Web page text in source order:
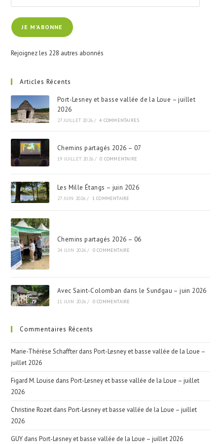
adresse
e-
mailJE M'ABONNE
Rejoignez les 228 autres abonnés
Articles Récents
Port-Lesney et basse vallée de la Loue – juillet
2026
27 JUILLET 2026 / 4 COMMENTAIRES
Chemins partagés 2026 – 07
19 JUILLET 2026 / 0 COMMENTAIRE
Les Mille Étangs – juin 2026
27 JUIN 2026 / 1 COMMENTAIRE
Chemins partagés 2026 – 06
24 JUIN 2026 / 0 COMMENTAIRE
Avec Saint-Colomban dans le Sundgau – juin 2026
11 JUIN 2026 / 0 COMMENTAIRE
Commentaires Récents
Marie-Thérèse Schaffter dansPort-Lesney et basse vallée de la Loue –
juillet 2026
Figard M. Louise dansPort-Lesney et basse vallée de la Loue – juillet
2026
Christine Rozet dansPort-Lesney et basse vallée de la Loue – juillet
2026
GUY dansPort-Lesney et basse vallée de la Loue – juillet 2026